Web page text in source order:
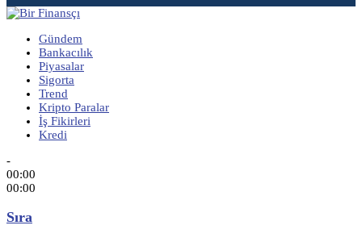
Gündem
Bankacılık
Piyasalar
Sigorta
Trend
Kripto Paralar
İş Fikirleri
Kredi
-
00:00
00:00
Sıra